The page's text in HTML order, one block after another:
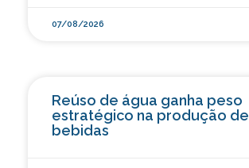
07/08/2026
Reúso de água ganha peso
estratégico na produção de
bebidas